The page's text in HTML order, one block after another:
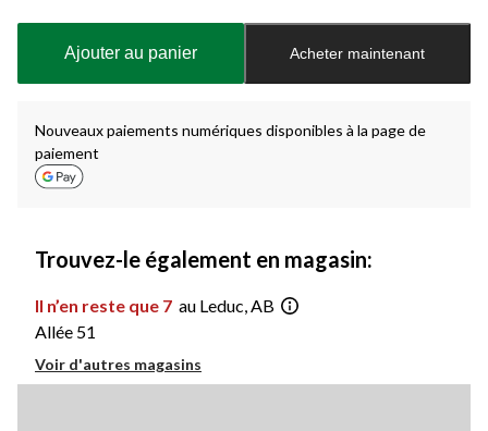
à
Ajouter au panier Acheter maintenant
Nouveaux paiements numériques disponibles à la page de
paiement
Trouvez-le également en magasin:
Il n’en reste que 7 au Leduc, AB
Allée 51
Voir d'autres magasins